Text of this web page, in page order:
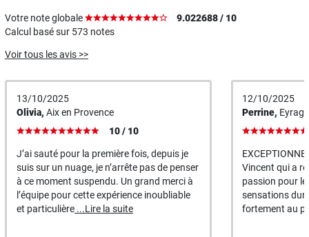
Votre note globale
9.022688 / 10
Calcul basé sur 573 notes
Voir tous les avis >>
13/10/2025
Olivia, Aix en Provence
10 / 10
J’ai sauté pour la première fois, depuis je
suis sur un nuage, je n’arrête pas de penser
à ce moment suspendu. Un grand merci à
l’équipe pour cette expérience inoubliable
et particulière...Lire la suite
12/10/2025
Perrine,
Vincent qui a
passion pour
sensations
fortement au